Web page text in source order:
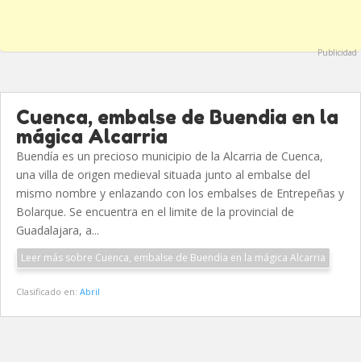
Publicidad
Cuenca, embalse de Buendia en la
mágica Alcarria
Buendía es un precioso municipio de la Alcarria de Cuenca,
una villa de origen medieval situada junto al embalse del
mismo nombre y enlazando con los embalses de Entrepeñas y
Bolarque. Se encuentra en el limite de la provincial de
Guadalajara, a...
Leer más sobre Cuenca, embalse de Buendia en la mágica Alcarria
Clasificado en: Abril